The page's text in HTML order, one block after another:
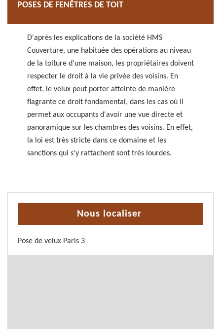
POSES DE FENÊTRES DE TOIT
D'après les explications de la société HMS
Couverture, une habituée des opérations au niveau
de la toiture d'une maison, les propriétaires doivent
respecter le droit à la vie privée des voisins. En
effet, le velux peut porter atteinte de manière
flagrante ce droit fondamental, dans les cas où il
permet aux occupants d'avoir une vue directe et
panoramique sur les chambres des voisins. En effet,
la loi est très stricte dans ce domaine et les
sanctions qui s'y rattachent sont très lourdes.
Nous localiser
Pose de velux Paris 3